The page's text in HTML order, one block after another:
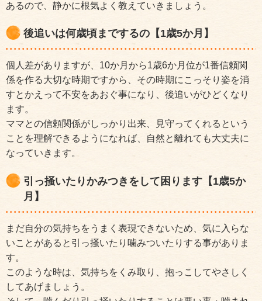
あるので、静かに根気よく教えていきましょう。
後追いは何歳頃までするの【1歳5か月】
個人差がありますが、10か月から1歳6か月位が1番信頼関
係を作る大切な時期ですから、その時期にこっそり姿を消
すとかえって不安をあおぐ事になり、後追いがひどくなり
ます。
ママとの信頼関係がしっかり出来、見守ってくれるという
ことを理解できるようになれば、自然と離れても大丈夫に
なっていきます。
引っ掻いたりかみつきをして困ります【1歳5か
月】
まだ自分の気持ちをうまく表現できないため、気に入らな
いことがあると引っ掻いたり噛みついたりする事がありま
す。
このような時は、気持ちをくみ取り、抱っこしてやさしく
してあげましょう。